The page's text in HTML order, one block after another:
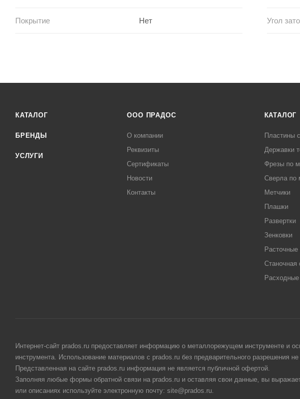
Покрытие Нет Угол
КАТАЛОГ
БРЕНДЫ
УСЛУГИ
ООО ПРАДОС
О компании
Реквизиты
Сертификаты
Новости
Контакты
КАТАЛОГ
Пластины
Державки
Фрезы по
Сверла по
Метчики
Плашки
Развертки
Зенковки
Станочная
Интернет-сайт prados.ru предоставляет информацию о металлорежущем инструменте и
инструмента. Использование материалов с prados.ru без предварительного разрешения
Представленная на сайте prados.ru информация не является публичной офертой.
Заполняя любые формы обратной связи на prados.ru и оставляя свои данные, вы
или описаниях используйте электронную почту: site@prados.ru.